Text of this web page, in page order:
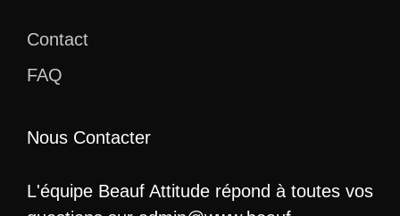
Contact
FAQ
Nous Contacter
L'équipe Beauf Attitude répond à toutes vos